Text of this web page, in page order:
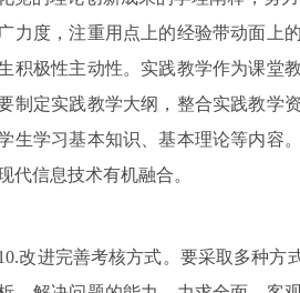
力度，注重用点上的经验带动面上
积极性主动性。实践教学作为课堂
制定实践教学大纲，整合实践教学
生学习基本知识、基本理论等内容
代信息技术有机融合。
进完善考核方式。要采取多种方式